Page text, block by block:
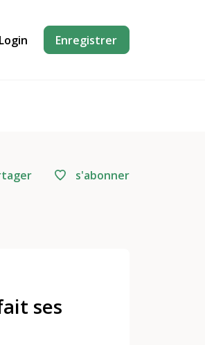
Login Enregistrer
s'abonner
ses